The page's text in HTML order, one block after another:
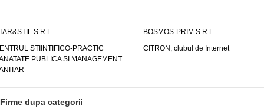
S.R.L.
BOSMOS-PRIM S.R.L.
STIINTIFICO-PRACTIC
PUBLICA SI MANAGEMENT
CITRON, clubul de Internet
Firme dupa categorii